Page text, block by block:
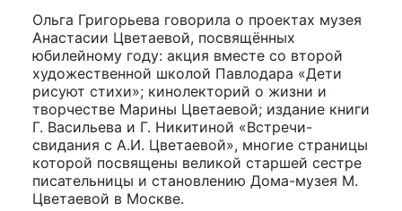
Ольга Григорьева говорила о проектах музея
Анастасии Цветаевой, посвящённых
юбилейному году: акция вместе со второй
художественной школой Павлодара «Дети
рисуют стихи»; кинолекторий о жизни и
творчестве Марины Цветаевой; издание книги
Г. Васильева и Г. Никитиной «Встречи-
свидания с А.И. Цветаевой», многие страницы
которой посвящены великой старшей сестре
писательницы и становлению Дома-музея М.
Цветаевой в Москве.